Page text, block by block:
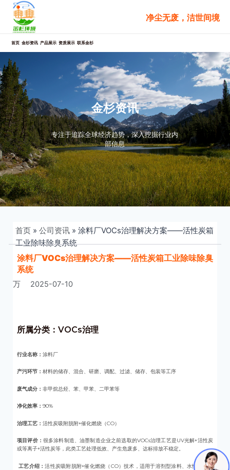
净尘无废，洁世间境
首页 金杉资讯 产品展示 资质展示 联系金杉
金杉资讯
专注于追踪全球经济趋势，深入挖掘行业内
部信息
首页 » 公司资讯 » 涂料厂VOCs治理解决方案——活性炭箱
工业除味除臭系统
涂料厂VOCs治理解决方案——活性炭箱工业除味除臭
系统
万 2025-07-10
所属分类： VOCs治理
行业名称： 涂料厂
产污环节： 材料的储存、混合、研磨、调配、过滤、储存、包装等工序
废气成分： 非甲烷总烃、苯、甲苯、二甲苯等
净化效率： 90%
治理工艺： 活性炭吸附脱附+催化燃烧（CO）
项目评价： 很多涂料制造、油墨制造企业之前选取的VOCs治理工艺是UV光解+活性炭
或等离子+活性炭等，此类工艺处理低效、产生危废多、达标排放不稳定。
工艺介绍：活性炭吸附脱附+催化燃烧（CO）技术，适用于溶剂型涂料、水性工业涂